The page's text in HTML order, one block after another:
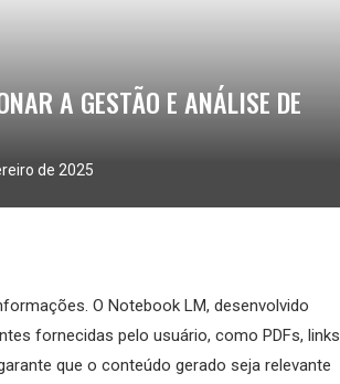
A GESTÃO E ANÁLISE DE
de 2025
O Notebook LM, desenvolvido
fornecidas pelo usuário, como PDFs, links
que o conteúdo gerado seja relevante